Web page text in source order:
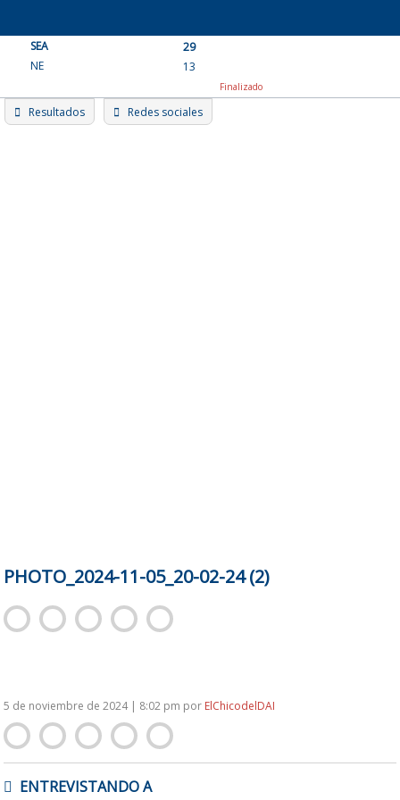
content
SEA
29
NE
13
Finalizado
Resultados Redes sociales
PHOTO_2024-11-05_20-02-24 (2)
5 de noviembre de 2024 | 8:02 pm por ElChicodelDAI
DEENTREVISTANDO A